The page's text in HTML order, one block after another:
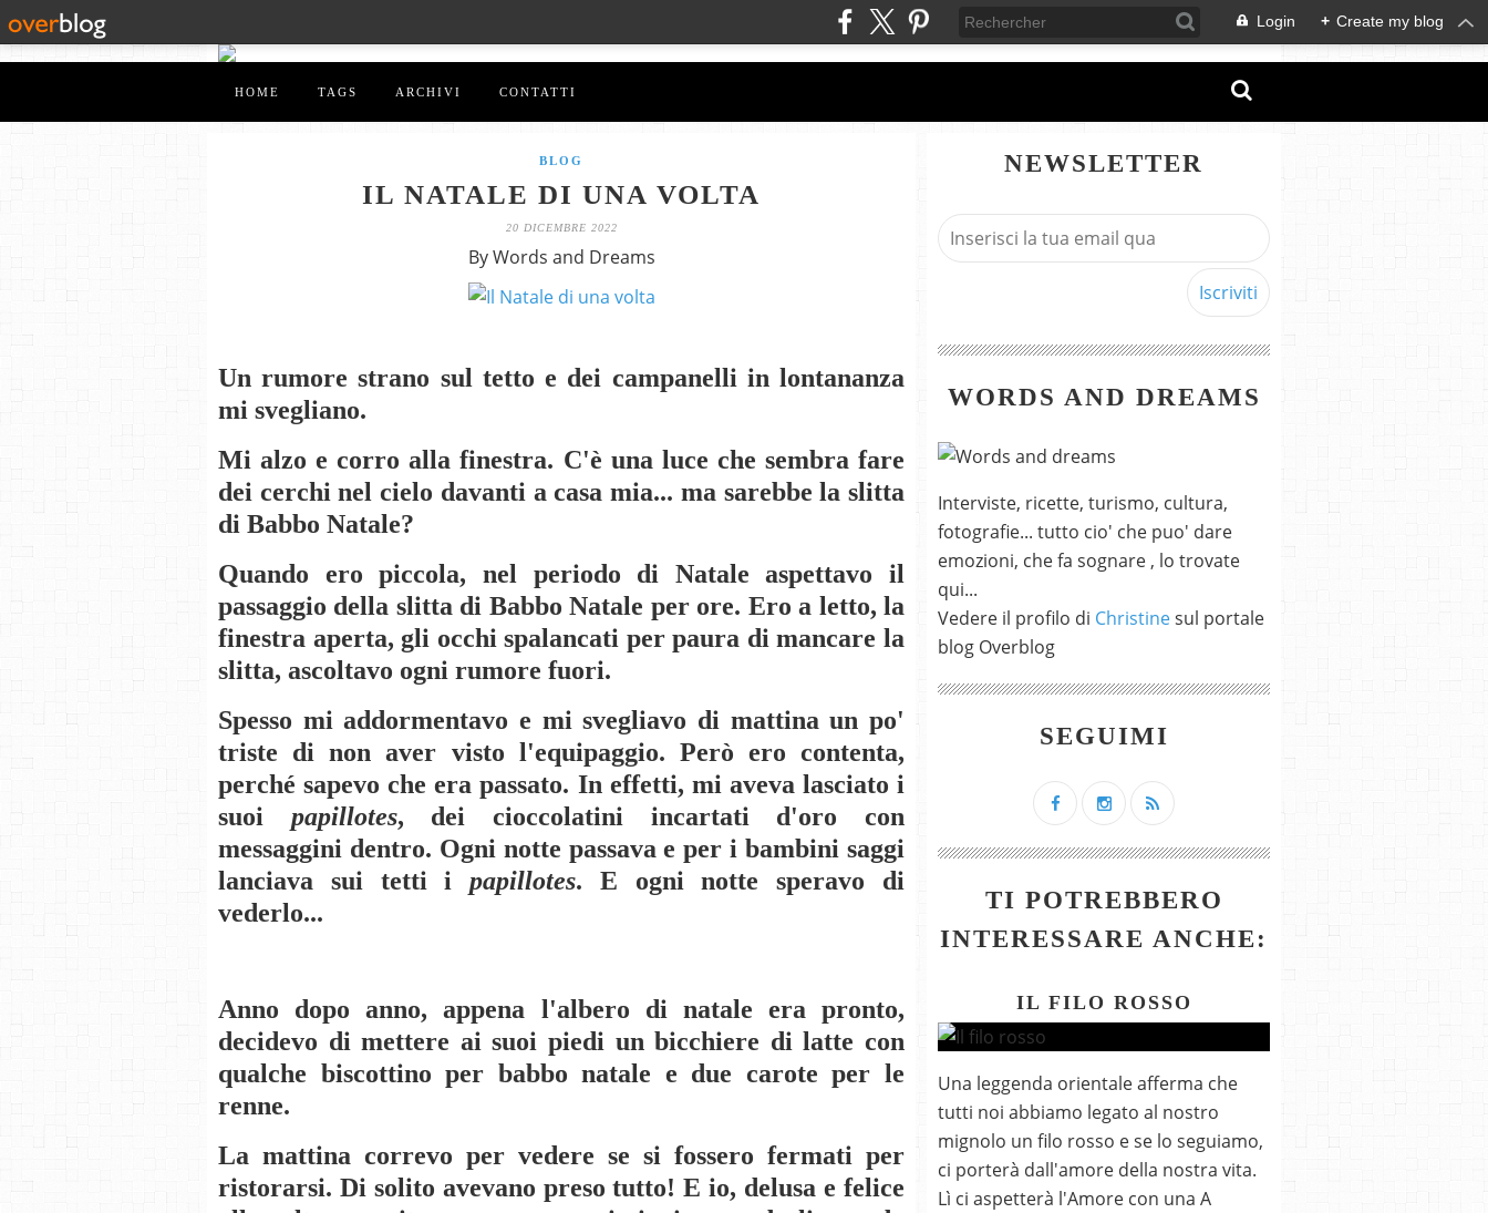
Login + Create my blog
HOME TAGS ARCHIVI CONTATTI
BLOG
IL NATALE DI UNA VOLTA
20 DICEMBRE 2022
By Words and Dreams
Un rumore strano sul tetto e dei campanelli in lontananza
mi svegliano.
Mi alzo e corro alla finestra. C'è una luce che sembra fare
dei cerchi nel cielo davanti a casa mia... ma sarebbe la slitta
di Babbo Natale?
Quando ero piccola, nel periodo di Natale aspettavo il
passaggio della slitta di Babbo Natale per ore. Ero a letto, la
finestra aperta, gli occhi spalancati per paura di mancare la
slitta, ascoltavo ogni rumore fuori.
Spesso mi addormentavo e mi svegliavo di mattina un po'
triste di non aver visto l'equipaggio. Però ero contenta,
perché sapevo che era passato. In effetti, mi aveva lasciato i
suoi papillotes, dei cioccolatini incartati d'oro con
messaggini dentro. Ogni notte passava e per i bambini saggi
lanciava sui tettiipapillotes. E ogni notte speravo di
vederlo...
Anno dopo anno, appena l'albero di natale era pronto,
decidevo di mettere ai suoi piedi un bicchiere di latte con
qualche biscottino per babbo natale e due carote per le
renne.
La mattina correvo per vedere se si fossero fermati per
ristorarsi. Di solito avevano preso tutto! E io, delusa e felice
NEWSLETTER
WORDS AND DREAMS
Interviste, ricette, turismo, cultura,
fotografie... tutto cio' che puo' dare
emozioni, che fa sognare , lo trovate
qui...
Vedere il profilo di Christinesul portale
blog Overblog
SEGUIMI
TI POTREBBERO
INTERESSARE ANCHE:
IL FILO ROSSO
Una leggenda orientale afferma che
tutti noi abbiamo legato al nostro
mignolo un filo rosso e se lo seguiamo,
ci porterà dall'amore della nostra vita.
Lì ci aspetterà l'Amore con una A